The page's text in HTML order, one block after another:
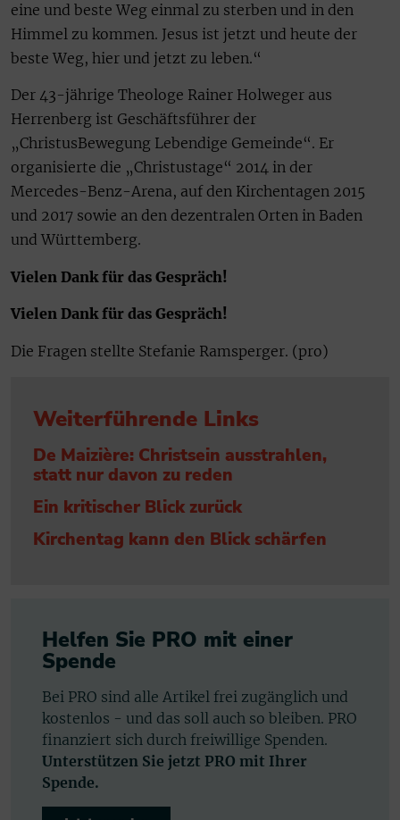
eine und beste Weg einmal zu sterben und in den
Himmel zu kommen. Jesus ist jetzt und heute der
beste Weg, hier und jetzt zu leben.“
Der 43-jährige Theologe Rainer Holweger aus
Herrenberg ist Geschäftsführer der
„ChristusBewegung Lebendige Gemeinde“. Er
organisierte die „Christustage“ 2014 in der
Mercedes-Benz-Arena, auf den Kirchentagen 2015
und 2017 sowie an den dezentralen Orten in Baden
und Württemberg.
Vielen Dank für das Gespräch!
Vielen Dank für das Gespräch!
Die Fragen stellte Stefanie Ramsperger. (pro)
Weiterführende Links
De Maizière: Christsein ausstrahlen,
statt nur davon zu reden
Ein kritischer Blick zurück
Kirchentag kann den Blick schärfen
Helfen Sie PRO mit einer
Spende
Bei PRO sind alle Artikel frei zugänglich und
kostenlos - und das soll auch so bleiben. PRO
finanziert sich durch freiwillige Spenden.
Unterstützen Sie jetzt PRO mit Ihrer
Spende.